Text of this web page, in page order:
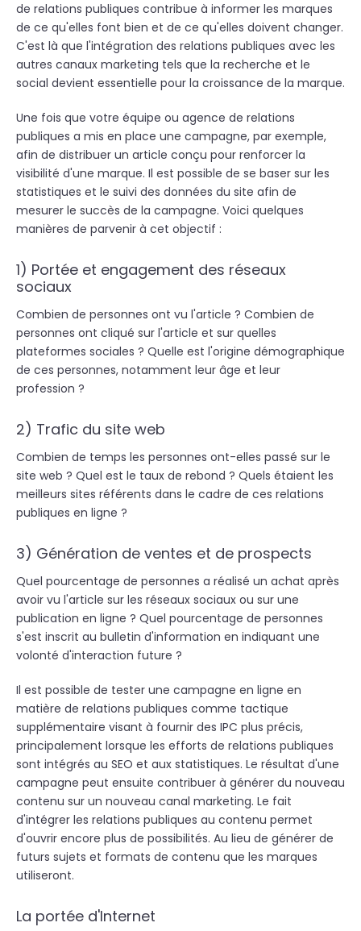
de relations publiques contribue à informer les marques
de ce qu'elles font bien et de ce qu'elles doivent changer.
C'est là que l'intégration des relations publiques avec les
autres canaux marketing tels que la recherche et le
social devient essentielle pour la croissance de la marque.
Une fois que votre équipe ou agence de relations
publiques a mis en place une campagne, par exemple,
afin de distribuer un article conçu pour renforcer la
visibilité d'une marque. Il est possible de se baser sur les
statistiques et le suivi des données du site afin de
mesurer le succès de la campagne. Voici quelques
manières de parvenir à cet objectif :
1) Portée et engagement des réseaux
sociaux
Combien de personnes ont vu l'article ? Combien de
personnes ont cliqué sur l'article et sur quelles
plateformes sociales ? Quelle est l'origine démographique
de ces personnes, notamment leur âge et leur
profession ?
2) Trafic du site web
Combien de temps les personnes ont-elles passé sur le
site web ? Quel est le taux de rebond ? Quels étaient les
meilleurs sites référents dans le cadre de ces relations
publiques en ligne ?
3) Génération de ventes et de prospects
Quel pourcentage de personnes a réalisé un achat après
avoir vu l'article sur les réseaux sociaux ou sur une
publication en ligne ? Quel pourcentage de personnes
s'est inscrit au bulletin d'information en indiquant une
volonté d'interaction future ?
Il est possible de tester une campagne en ligne en
matière de relations publiques comme tactique
supplémentaire visant à fournir des IPC plus précis,
principalement lorsque les efforts de relations publiques
sont intégrés au SEO et aux statistiques. Le résultat d'une
campagne peut ensuite contribuer à générer du nouveau
contenu sur un nouveau canal marketing. Le fait
d'intégrer les relations publiques au contenu permet
d'ouvrir encore plus de possibilités. Au lieu de générer de
futurs sujets et formats de contenu que les marques
utiliseront.
La portée d'Internet